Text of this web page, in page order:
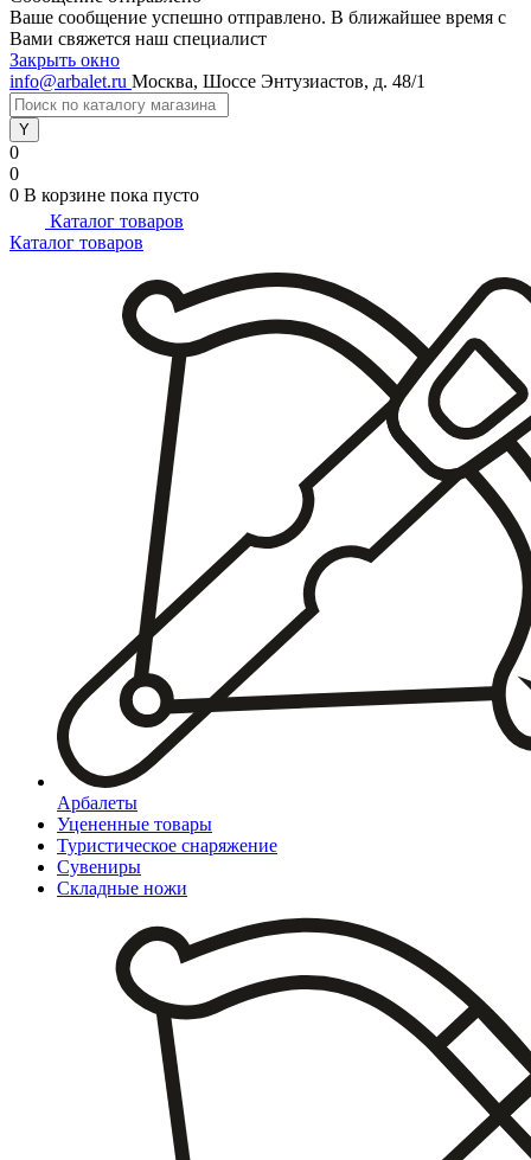
Ваше сообщение успешно отправлено. В ближайшее время с
Вами свяжется наш специалист
Закрыть окно
info@arbalet.ru Москва, Шоссе Энтузиастов, д. 48/1
0
0
0 В корзине пока пусто
Каталог товаров
Каталог товаров
Арбалеты
Уцененные товары
Туристическое снаряжение
Сувениры
Складные ножи